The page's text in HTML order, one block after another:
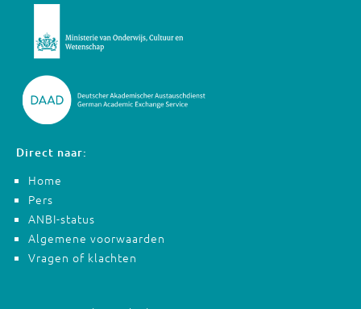
Direct naar:
Home
Pers
ANBI-status
Algemene voorwaarden
Vragen of klachten